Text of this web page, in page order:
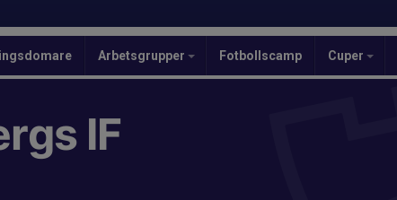
Arbetsgrupper Fotbollscamp Cuper
IF